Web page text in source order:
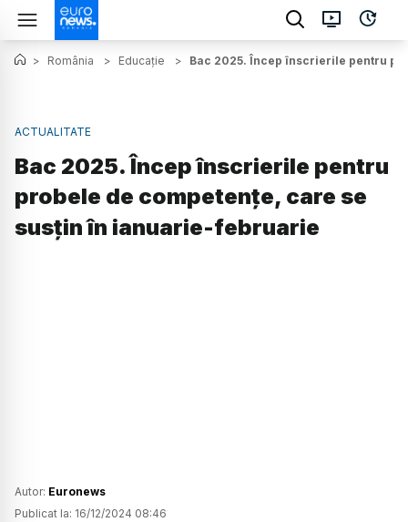
> România > Educație > Bac 2025. Încep înscrierile pentru
ACTUALITATE
Bac 2025. Încep înscrierile pentru
probele de competențe, care se
susțin în ianuarie-februarie
Autor: Euronews
Publicat la: 16/12/2024 08:46